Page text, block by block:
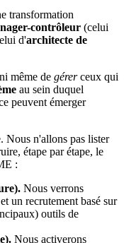
transformation
contrôleur (celui
d'architecte de
même de gérerceux qui
au sein duquel
peuvent émerger
Nous n'allons pas lister
étape par étape, le
:
Nous verrons
un recrutement basé sur
outils de
Nous activerons